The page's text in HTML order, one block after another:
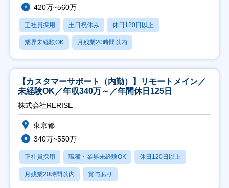
420万~560万
正社員採用 土日祝休み 休日120日以上
業界未経験OK 月残業20時間以内
【カスタマーサポート（内勤）】リモートメイン／
未経験OK／年収340万～／年間休日125日
株式会社RERISE
東京都
340万~550万
正社員採用 職種・業界未経験OK 休日120日以上
月残業20時間以内 賞与あり